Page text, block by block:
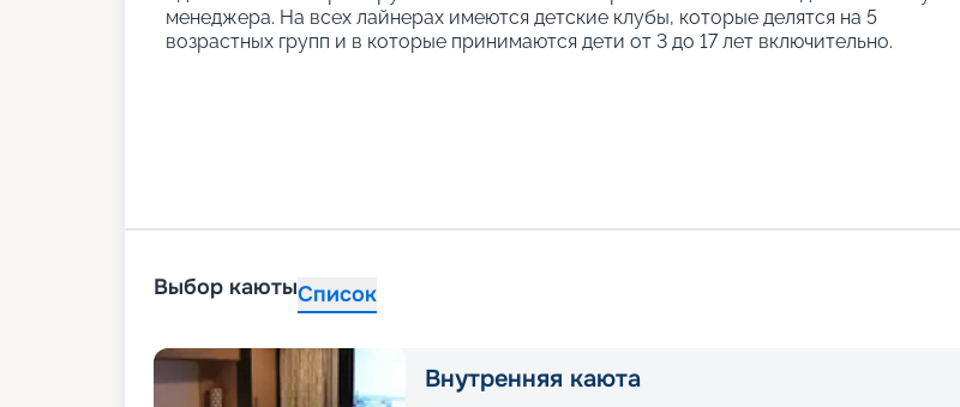
менеджера. На всех лайнерах имеются детские клубы, которые делятся на 5
возрастных групп и в которые принимаются дети от 3 до 17 лет включительно.
Выбор каютыСписок
Внутренняя каюта